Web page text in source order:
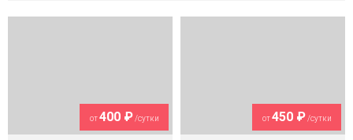
от400 ₽/сутки от450 ₽/сутки